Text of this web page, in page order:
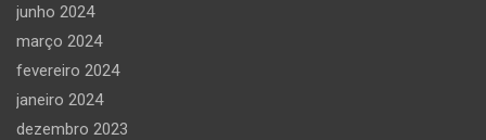
junho 2024
março 2024
fevereiro 2024
janeiro 2024
dezembro 2023